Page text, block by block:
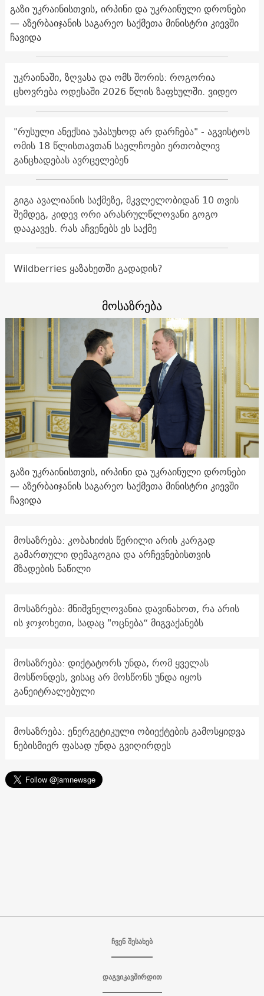
გაზი უკრაინისთვის, ირპინი და უკრაინული დრონები
— აზერბაიჯანის საგარეო საქმეთა მინისტრი კიევში
ჩავიდა
უკრაინაში, ზღვასა და ომს შორის: როგორია
ცხოვრება ოდესაში 2026 წლის ზაფხულში. ვიდეო
"რუსული ანექსია უპასუხოდ არ დარჩება" - აგვისტოს
ომის 18 წლისთავთან საელჩოები ერთობლივ
განცხადებას ავრცელებენ
გიგა ავალიანის საქმეზე, მკვლელობიდან 10 თვის
შემდეგ, კიდევ ორი არასრულწლოვანი გოგო
დააკავეს. რას აჩვენებს ეს საქმე
Wildberries ყაზახეთში გადადის?
მოსაზრება
გაზი უკრაინისთვის, ირპინი და უკრაინული დრონები
— აზერბაიჯანის საგარეო საქმეთა მინისტრი კიევში
ჩავიდა
მოსაზრება: კობახიძის წერილი არის კარგად
გამართული დემაგოგია და არჩევნებისთვის
მზადების ნაწილი
მოსაზრება: მნიშვნელოვანია დავინახოთ, რა არის
ის ჯოჯოხეთი, სადაც "ოცნება“ მიგვაქანებს
მოსაზრება: დიქტატორს უნდა, რომ ყველას
მოსწონდეს, ვისაც არ მოსწონს უნდა იყოს
განეიტრალებული
მოსაზრება: ენერგეტიკული ობიექტების გამოსყიდვა
ნებისმიერ ფასად უნდა გვიღირდეს
ჩვენ შესახებ
დაგვიკავშირდით